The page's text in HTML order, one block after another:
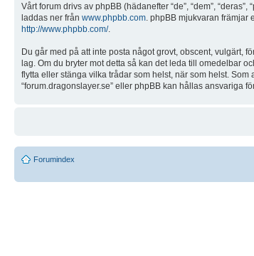
Vårt forum drivs av phpBB (hädanefter “de”, “dem”,
laddas ner från www.phpbb.com . phpBB mjukvaran
http://www.phpbb.com/.
Du går med på att inte posta något grovt, obscent, vulgärt,
lag. Om du bryter mot detta så kan det leda till omedelbar
flytta eller stänga vilka trådar som helst, när som helst.
“forum.dragonslayer.se” eller phpBB kan hållas ansvariga
Forumindex